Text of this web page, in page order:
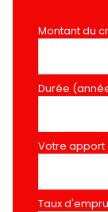
Montant du
Durée
Votre apport
Taux